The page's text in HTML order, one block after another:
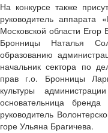
На конкурсе также
руководитель
Московской области Егор
Бронницы Наталья
образованию
начальник сектора по
прав г.о. Бронницы
культуры
основательница
руководитель
горе Ульяна Брагичева.